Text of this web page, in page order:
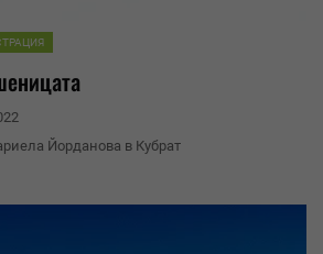
Йорданова в Кубрат